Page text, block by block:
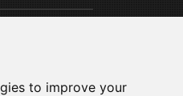
to improve your